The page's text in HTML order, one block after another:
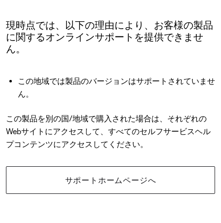
現時点では、以下の理由により、お客様の製品
に関するオンラインサポートを提供できませ
ん。
この地域では製品のバージョンはサポートされていませ
ん。
この製品を別の国/地域で購入された場合は、それぞれの
Webサイトにアクセスして、すべてのセルフサービスヘル
プコンテンツにアクセスしてください。
サポートホームページへ